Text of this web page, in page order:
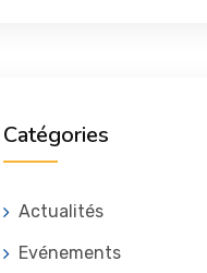
Catégories
Actualités
Evénements